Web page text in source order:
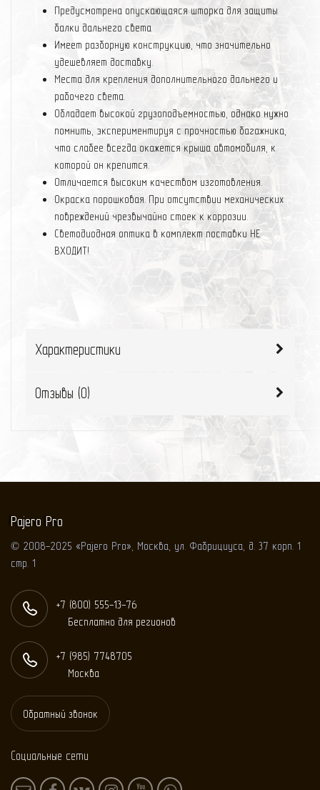
Предусмотрена опускающаяся шторка для защиты
балки дальнего света
Имеет разборную конструкцию, что значительно
удешевляет доставку.
Места для крепления дополнительного дальнего и
рабочего света.
Обладает высокой грузоподъемностью, однако нужно
помнить, экспериментируя с прочностью багажника,
что слабее всегда окажется крыша автомобиля, к
которой он крепится.
Отличается высоким качеством изготовления.
Окраска порошковая. При отсутствии механических
повреждений чрезвычайно стоек к коррозии.
Светодиодная оптика в комплект поставки НЕ
ВХОДИТ!
Характеристики
Отзывы (0)
Pajero Pro
+7 (800) 555-13-76
Бесплатно для регионов
+7 (985) 7748705
Москва
Обратный звонок
Социальные сети
© 2008-2025 «Pajero Pro», Москва, ул. Фабрициуса, д. 37 корп. 1
стр. 1